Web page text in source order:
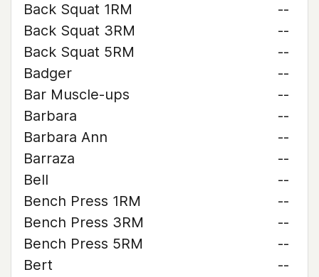
Back Squat 1RM
--
Back Squat 3RM
--
Back Squat 5RM
--
Badger
--
Bar Muscle-ups
--
Barbara
--
Barbara Ann
--
Barraza
--
Bell
--
Bench Press 1RM
--
Bench Press 3RM
--
Bench Press 5RM
--
Bert
--